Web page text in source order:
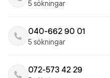
5 sökningar
040-662 90 01
5 sökningar
072-573 42 29